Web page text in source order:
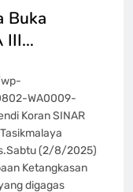
Buka
III…
WA0009-
Koran SINAR
(2/8/2025)
Ketangkasan
digagas